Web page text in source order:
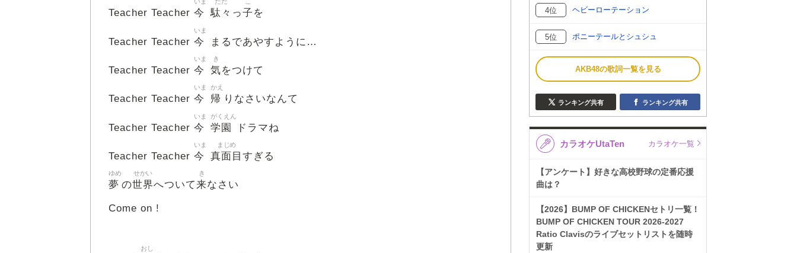
Teacher Teacher 今 駄々 っ子 を
Teacher Teacher 今
いま
まるであやすように…
Teacher Teacher 今
いま
気
き
をつけて
Teacher Teacher 今
いま
帰
かえ
りなさいなんて
Teacher Teacher 今
いま
学園
がくえん
ドラマね
Teacher Teacher 今
いま
真面目
まじめ
すぎる
夢
ゆめ
の世界
せかい
へついて来
き
なさい
Come on !
おし
4位 ヘビーローテーション
5位 ポニーテールとシュシュ
AKB48の歌詞一覧を見る
ランキング共有 ランキング共有
カラオケUtaTen カラオケ一覧
【アンケート】好きな高校野球の定番応援
曲は？
【2026】BUMP OF CHICKENセトリ一覧！
BUMP OF CHICKEN TOUR 2026-2027
Ratio Clavisのライブセットリストを随時
更新